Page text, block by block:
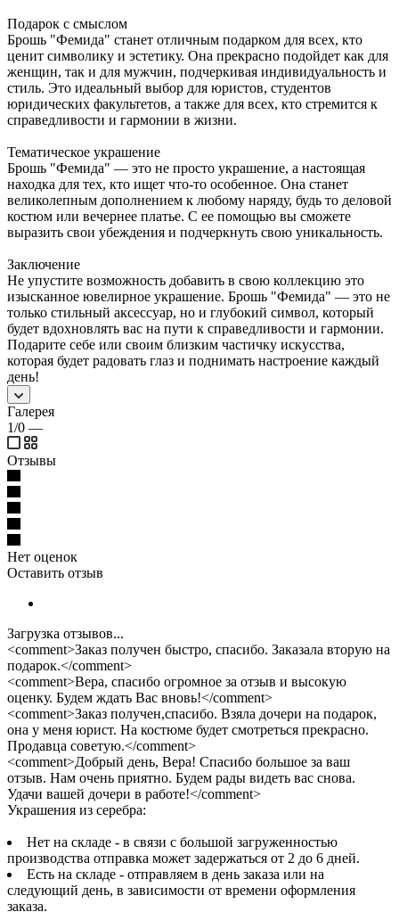
Подарок с смыслом
Брошь "Фемида" станет отличным подарком для всех, кто
ценит символику и эстетику. Она прекрасно подойдет как для
женщин, так и для мужчин, подчеркивая индивидуальность и
стиль. Это идеальный выбор для юристов, студентов
юридических факультетов, а также для всех, кто стремится к
справедливости и гармонии в жизни.
Тематическое украшение
Брошь "Фемида" — это не просто украшение, а настоящая
находка для тех, кто ищет что-то особенное. Она станет
великолепным дополнением к любому наряду, будь то деловой
костюм или вечернее платье. С ее помощью вы сможете
выразить свои убеждения и подчеркнуть свою уникальность.
Заключение
Не упустите возможность добавить в свою коллекцию это
изысканное ювелирное украшение. Брошь "Фемида" — это не
только стильный аксессуар, но и глубокий символ, который
будет вдохновлять вас на пути к справедливости и гармонии.
Подарите себе или своим близким частичку искусства,
которая будет радовать глаз и поднимать настроение каждый
день!
Галерея
1/0 —
Отзывы
Нет оценок
Оставить отзыв
Загрузка отзывов...
<comment>Заказ получен быстро, спасибо. Заказала вторую на
подарок.</comment>
<comment>Вера, спасибо огромное за отзыв и высокую
оценку. Будем ждать Вас вновь!</comment>
<comment>Заказ получен,спасибо. Взяла дочери на подарок,
она у меня юрист. На костюме будет смотреться прекрасно.
Продавца советую.</comment>
<comment>Добрый день, Вера! Спасибо большое за ваш
отзыв. Нам очень приятно. Будем рады видеть вас снова.
Удачи вашей дочери в работе!</comment>
Украшения из серебра:
Нет на складе - в связи с большой загруженностью
производства отправка может задержаться от 2 до 6 дней.
Есть на складе - отправляем в день заказа или на
следующий день, в зависимости от времени оформления
заказа.